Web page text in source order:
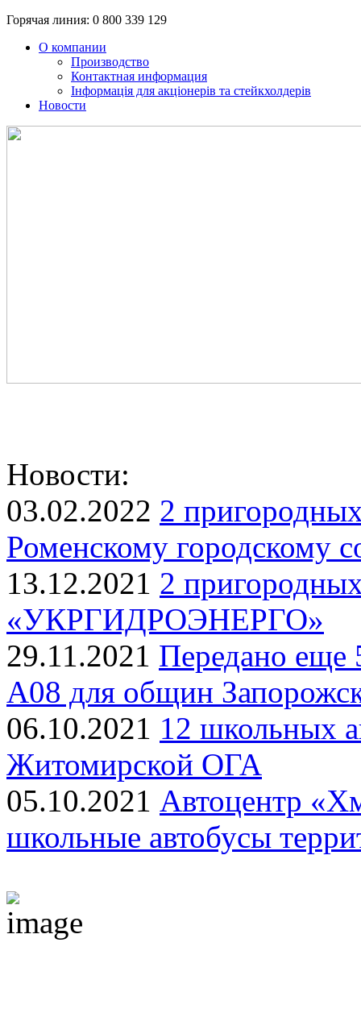
Горячая линия: 0 800 339 129
О компании
Производство
Контактная информация
Інформація для акціонерів та стейкхолдерів
Новости
Новости:
03.02.2022 2
Роменскому городскому
13.12.2021 2
«УКРГИДРОЭНЕРГО»
29.11.2021 Передано еще
A08 для общин
06.10.2021 12 школьных
Житомирской ОГА
05.10.2021 Автоцентр
школьные автобусы